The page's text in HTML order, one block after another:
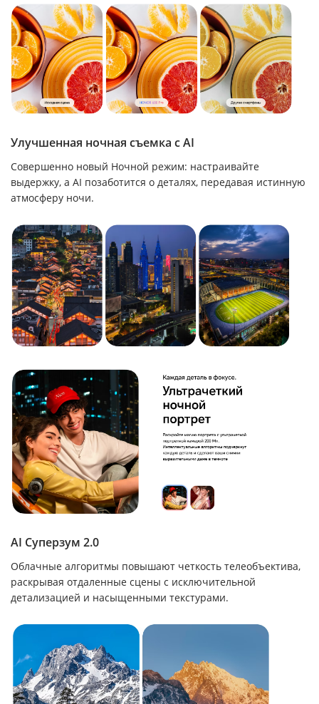
Улучшенная ночная съемка с AI
Совершенно новый Ночной режим: настраивайте
выдержку, а AI позаботится о деталях, передавая истинную
атмосферу ночи.
AI Суперзум 2.0
Облачные алгоритмы повышают четкость телеобъектива,
раскрывая отдаленные сцены с исключительной
детализацией и насыщенными текстурами.